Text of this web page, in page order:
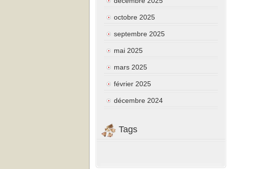
octobre 2025
septembre 2025
mai 2025
mars 2025
février 2025
décembre 2024
Tags